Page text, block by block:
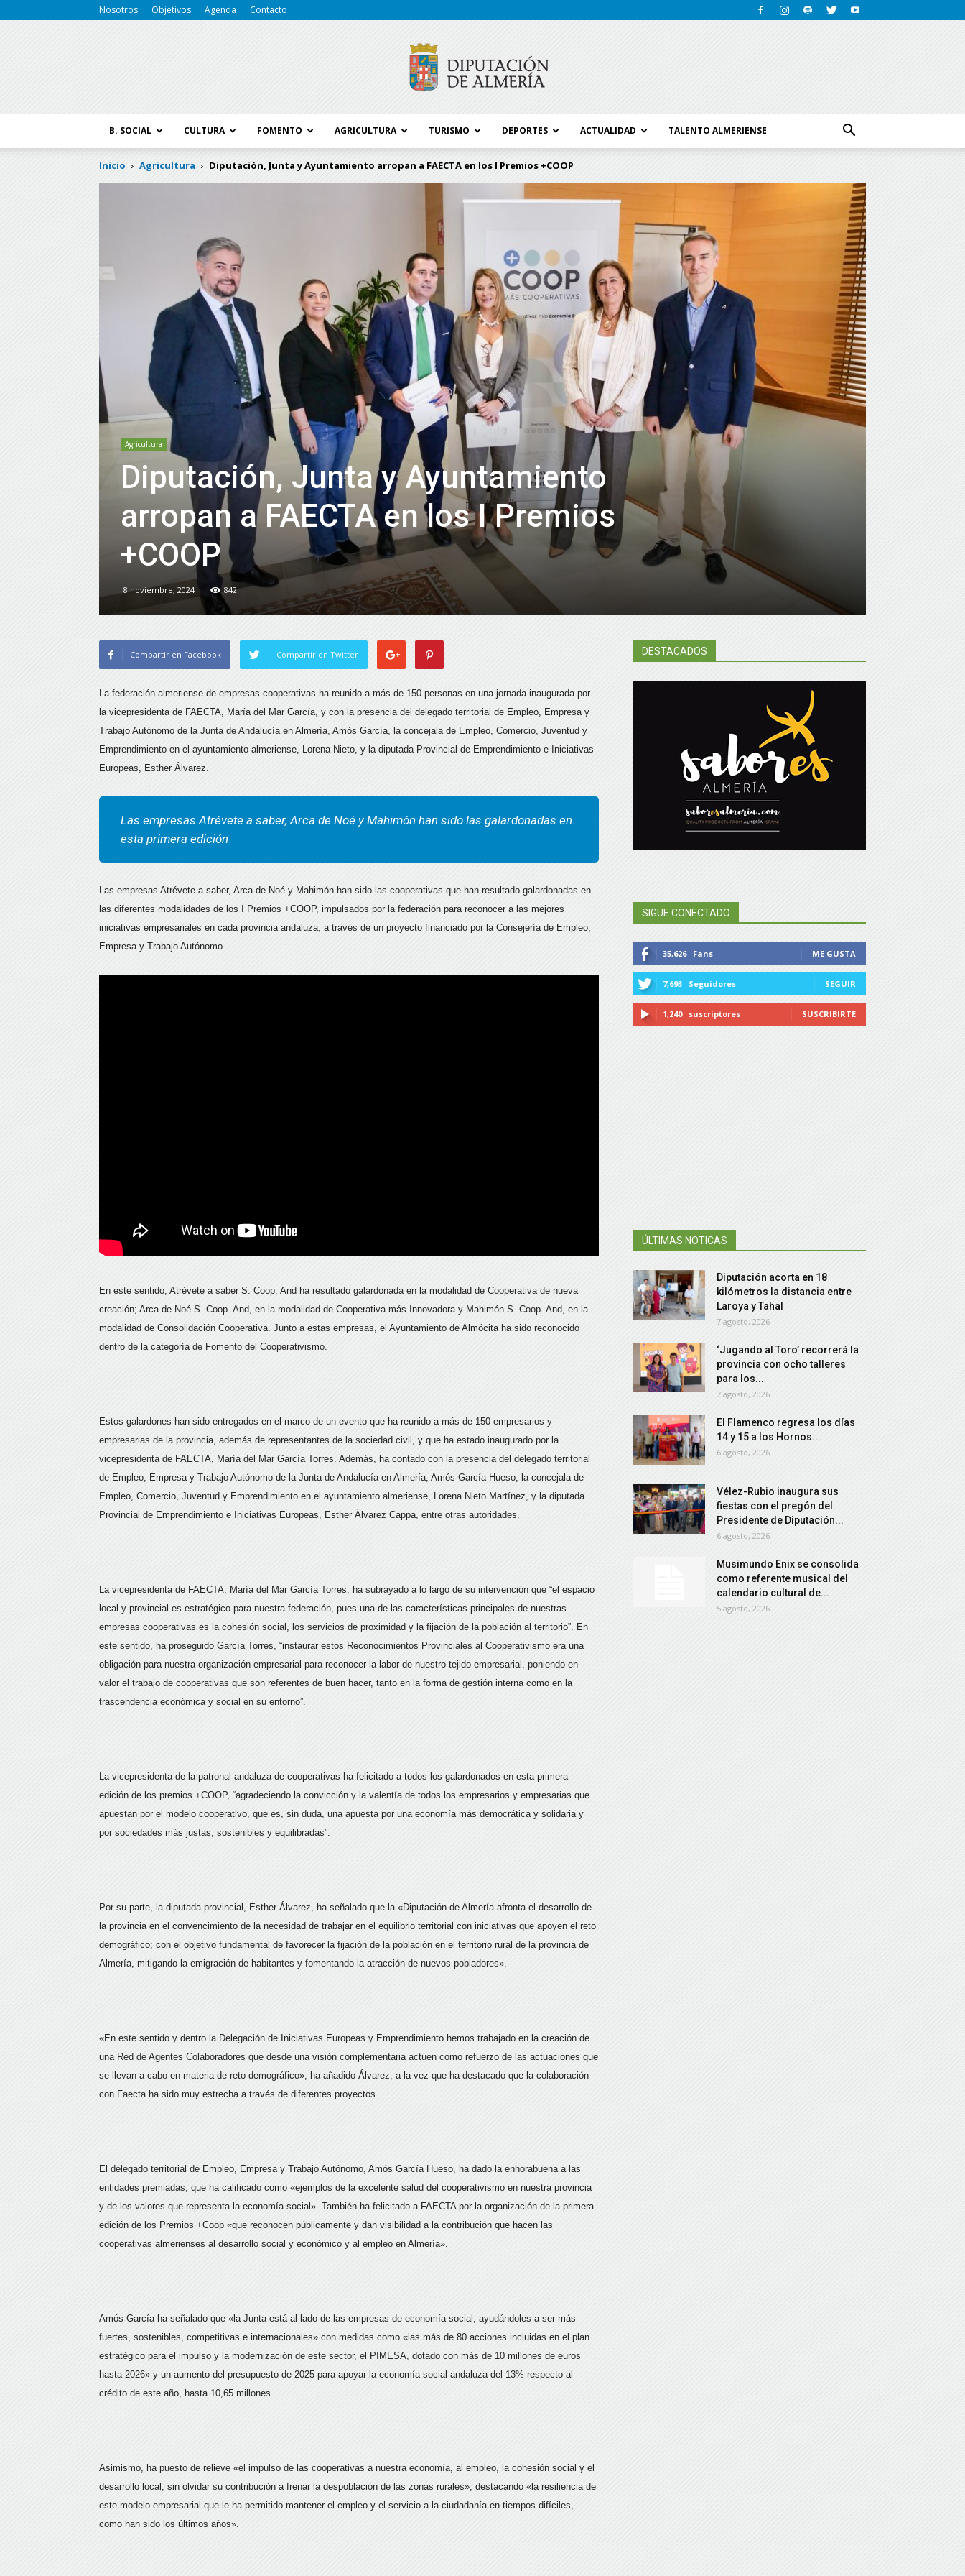
Nosotros Objetivos Agenda Contacto
de
Almería
B. SOCIAL CULTURA FOMENTO AGRICULTURA TURISMO DEPORTES ACTUALIDAD TALENTO ALMERIENSE
Inicio Agricultura Diputación, Junta y Ayuntamiento arropan a FAECTA en los I Premios +COOP
Agricultura
Diputación, Junta y Ayuntamiento
arropan a FAECTA en los I Premios
+COOP
8 noviembre, 2024 842
Compartir en Facebook Compartir en Twitter
La federación almeriense de empresas cooperativas ha reunido a más de 150 personas en una jornada inaugurada por
la vicepresidenta de FAECTA, María del Mar García, y con la presencia del delegado territorial de Empleo, Empresa y
Trabajo Autónomo de la Junta de Andalucía en Almería, Amós García, la concejala de Empleo, Comercio, Juventud y
Emprendimiento en el ayuntamiento almeriense, Lorena Nieto, y la diputada Provincial de Emprendimiento e Iniciativas
Europeas, Esther Álvarez.
Las empresas Atrévete a saber, Arca de Noé y Mahimón han sido las galardonadas en
esta primera edición
Las empresas Atrévete a saber, Arca de Noé y Mahimón han sido las cooperativas que han resultado galardonadas en
las diferentes modalidades de los I Premios +COOP, impulsados por la federación para reconocer a las mejores
iniciativas empresariales en cada provincia andaluza, a través de un proyecto financiado por la Consejería de Empleo,
Empresa y Trabajo Autónomo.
En este sentido, Atrévete a saber S. Coop. And ha resultado galardonada en la modalidad de Cooperativa de nueva
creación; Arca de Noé S. Coop. And, en la modalidad de Cooperativa más Innovadora y Mahimón S. Coop. And, en la
modalidad de Consolidación Cooperativa. Junto a estas empresas, el Ayuntamiento de Almócita ha sido reconocido
dentro de la categoría de Fomento del Cooperativismo.
Estos galardones han sido entregados en el marco de un evento que ha reunido a más de 150 empresarios y
empresarias de la provincia, además de representantes de la sociedad civil, y que ha estado inaugurado por la
vicepresidenta de FAECTA, María del Mar García Torres. Además, ha contado con la presencia del delegado territorial
de Empleo, Empresa y Trabajo Autónomo de la Junta de Andalucía en Almería, Amós García Hueso, la concejala de
Empleo, Comercio, Juventud y Emprendimiento en el ayuntamiento almeriense, Lorena Nieto Martínez, y la diputada
Provincial de Emprendimiento e Iniciativas Europeas, Esther Álvarez Cappa, entre otras autoridades.
La vicepresidenta de FAECTA, María del Mar García Torres, ha subrayado a lo largo de su intervención que “el espacio
local y provincial es estratégico para nuestra federación, pues una de las características principales de nuestras
empresas cooperativas es la cohesión social, los servicios de proximidad y la fijación de la población al territorio”. En
este sentido, ha proseguido García Torres, “instaurar estos Reconocimientos Provinciales al Cooperativismo era una
obligación para nuestra organización empresarial para reconocer la labor de nuestro tejido empresarial, poniendo en
valor el trabajo de cooperativas que son referentes de buen hacer, tanto en la forma de gestión interna como en la
trascendencia económica y social en su entorno”.
La vicepresidenta de la patronal andaluza de cooperativas ha felicitado a todos los galardonados en esta primera
edición de los premios +COOP, “agradeciendo la convicción y la valentía de todos los empresarios y empresarias que
apuestan por el modelo cooperativo, que es, sin duda, una apuesta por una economía más democrática y solidaria y
por sociedades más justas, sostenibles y equilibradas”.
Por su parte, la diputada provincial, Esther Álvarez, ha señalado que la «Diputación de Almería afronta el desarrollo de
la provincia en el convencimiento de la necesidad de trabajar en el equilibrio territorial con iniciativas que apoyen el reto
demográfico; con el objetivo fundamental de favorecer la fijación de la población en el territorio rural de la provincia de
Almería, mitigando la emigración de habitantes y fomentando la atracción de nuevos pobladores».
«En este sentido y dentro la Delegación de Iniciativas Europeas y Emprendimiento hemos trabajado en la creación de
una Red de Agentes Colaboradores que desde una visión complementaria actúen como refuerzo de las actuaciones que
se llevan a cabo en materia de reto demográfico», ha añadido Álvarez, a la vez que ha destacado que la colaboración
con Faecta ha sido muy estrecha a través de diferentes proyectos.
El delegado territorial de Empleo, Empresa y Trabajo Autónomo, Amós García Hueso, ha dado la enhorabuena a las
entidades premiadas, que ha calificado como «ejemplos de la excelente salud del cooperativismo en nuestra provincia
y de los valores que representa la economía social». También ha felicitado a FAECTA por la organización de la primera
edición de los Premios +Coop «que reconocen públicamente y dan visibilidad a la contribución que hacen las
cooperativas almerienses al desarrollo social y económico y al empleo en Almería».
Amós García ha señalado que «la Junta está al lado de las empresas de economía social, ayudándoles a ser más
fuertes, sostenibles, competitivas e internacionales» con medidas como «las más de 80 acciones incluidas en el plan
estratégico para el impulso y la modernización de este sector, el PIMESA, dotado con más de 10 millones de euros
hasta 2026» y un aumento del presupuesto de 2025 para apoyar la economía social andaluza del 13% respecto al
crédito de este año, hasta 10,65 millones.
Asimismo, ha puesto de relieve «el impulso de las cooperativas a nuestra economía, al empleo, la cohesión social y el
desarrollo local, sin olvidar su contribución a frenar la despoblación de las zonas rurales», destacando «la resiliencia de
este modelo empresarial que le ha permitido mantener el empleo y el servicio a la ciudadanía en tiempos difíciles,
como han sido los últimos años».
DESTACADOS
SIGUE CONECTADO
35,626 Fans ME GUSTA
7,693 Seguidores SEGUIR
1,240 suscriptores SUSCRIBIRTE
ÚLTIMAS NOTICAS
Diputación acorta en 18
kilómetros la distancia entre
Laroya y Tahal
7 agosto, 2026
‘Jugando al Toro’ recorrerá la
provincia con ocho talleres
para los...
7 agosto, 2026
El Flamenco regresa los días
14 y 15 a los Hornos...
6 agosto, 2026
Vélez-Rubio inaugura sus
fiestas con el pregón del
Presidente de Diputación...
6 agosto, 2026
Musimundo Enix se consolida
como referente musical del
calendario cultural de...
5 agosto, 2026